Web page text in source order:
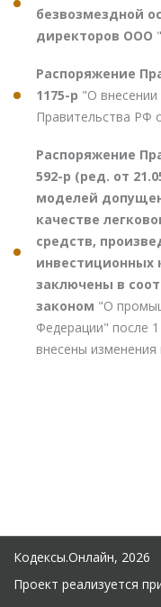
безвозмездной
директоров ООО
Распоряжение
1175-р "О
Правительства РФ
Распоряжение
592-р (ред. от
моделей
качестве
средств,
инвестиционных
заключены в
законом "О
Федерации" после
внесены
Кодексы.Онлайн, 2026
Проект реализуется